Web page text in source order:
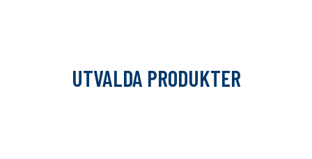
UTVALDA PRODUKTER